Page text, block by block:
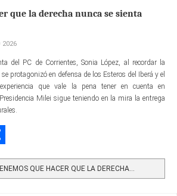
que la derecha nunca se sienta
2026
del PC de Corrientes, Sonia López, al recordar la
protagonizó en defensa de los Esteros del Iberá y el
que vale la pena tener en cuenta en
Milei sigue teniendo en la mira la entrega
QUE HACER QUE LA DERECHA...